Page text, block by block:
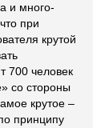
и много-
при
крутой
700 человек
со стороны
крутое –
принципу